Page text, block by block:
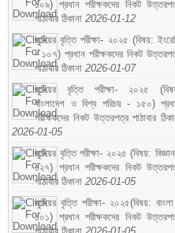
১০৯) প্রধান পরীক্ষকদের নিকট
পাঠাবার ঠিকানা 2026-01-12
জুনিয়র বৃত্তি পরীক্ষা- ২০২৫ (বিষয়:
- ১০৭) প্রধান পরীক্ষকদের নিকট
পাঠাবার ঠিকানা 2026-01-07
জুনিয়র বৃত্তি পরীক্ষা- ২০২৫
বাংলাদেশ ও বিশ্ব পরিচয় - ১৫০)
পরীক্ষকদের নিকট উত্তরপত্র পাঠাবার
2026-01-05
জুনিয়র বৃত্তি পরীক্ষা- ২০২৫ (বিষয়:
১২৭) প্রধান পরীক্ষকদের নিকট
পাঠাবার ঠিকানা 2026-01-05
জুনিয়র বৃত্তি পরীক্ষা- ২০২৫(বিষয়:
১০১) প্রধান পরীক্ষকদের নিকট